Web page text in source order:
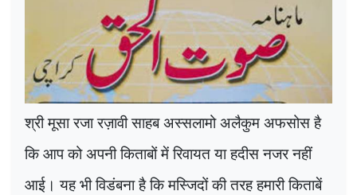
श्री मूसा रजा रज़ावी साहब अस्सलामो अलैकुम अफसोस है
कि आप को अपनी किताबों में रिवायत या हदीस नजर नहीं
आई। यह भी विडंबना है कि मस्जिदों की तरह हमारी किताबें